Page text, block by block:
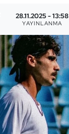
28.11.2025 - 13:58
YAYINLANMA